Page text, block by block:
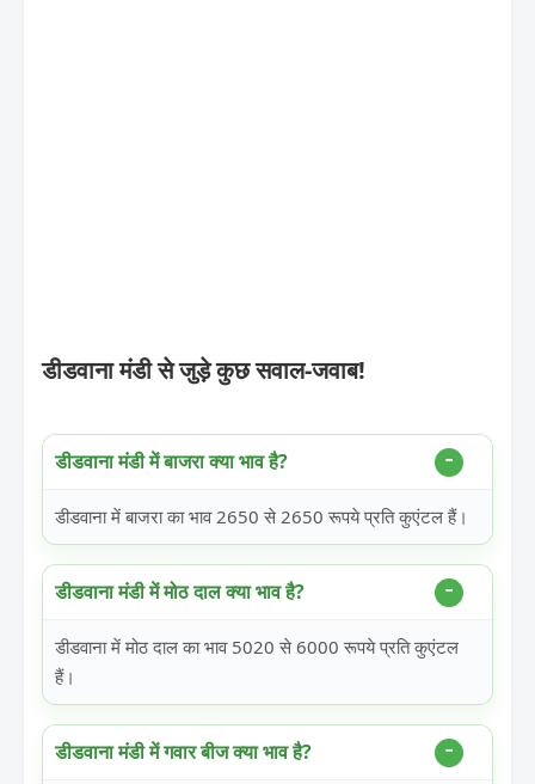
डीडवाना मंडी से जुड़े कुछ सवाल-जवाब!
डीडवाना मंडी में बाजरा क्या भाव है?
डीडवाना में बाजरा का भाव 2650 से 2650 रूपये प्रति कुएंटल हैं।
डीडवाना मंडी में मोठ दाल क्या भाव है?
डीडवाना में मोठ दाल का भाव 5020 से 6000 रूपये प्रति कुएंटल
हैं।
डीडवाना मंडी में गवार बीज क्या भाव है?